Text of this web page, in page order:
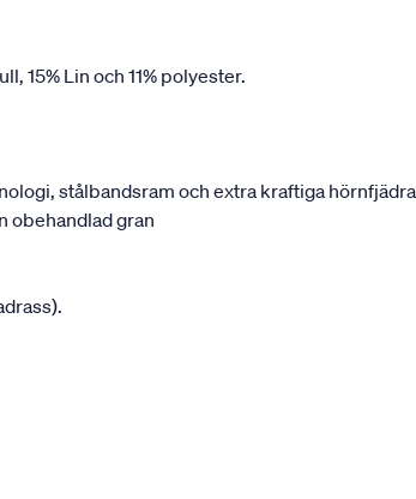
15% Lin och 11% polyester.
stålbandsram och extra kraftiga
obehandlad gran